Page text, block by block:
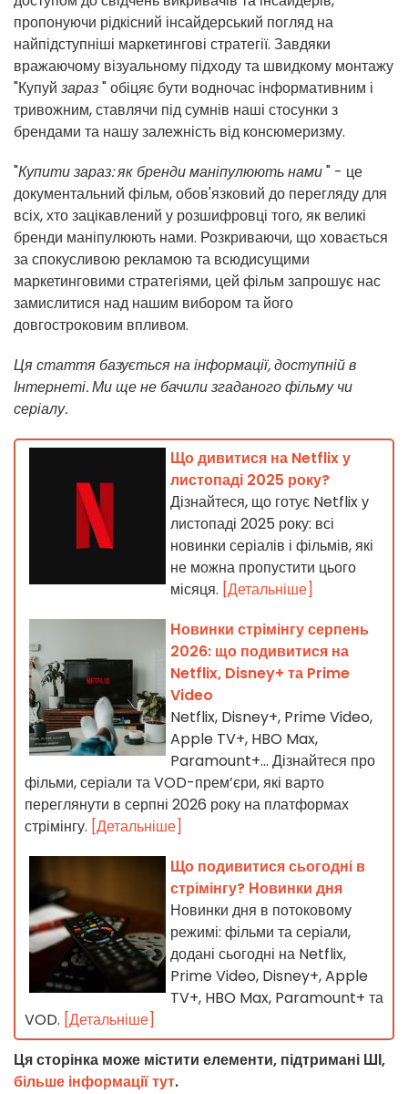
пропонуючи рідкісний інсайдерський погляд на
найпідступніші маркетингові стратегії. Завдяки
вражаючому візуальному підходу та швидкому монтажу
"Купуй зараз" обіцяє бути водночас інформативним і
тривожним, ставлячи під сумнів наші стосунки з
брендами та нашу залежність від консюмеризму.
"Купити зараз: як бренди маніпулюють нами" - це
документальний фільм, обов'язковий до перегляду для
всіх, хто зацікавлений у розшифровці того, як великі
бренди маніпулюють нами. Розкриваючи, що ховається
за спокусливою рекламою та всюдисущими
маркетинговими стратегіями, цей фільм запрошує нас
замислитися над нашим вибором та його
довгостроковим впливом.
Ця стаття базується на інформації, доступній в
Інтернеті. Ми ще не бачили згаданого фільму чи
серіалу.
Що дивитися на Netflix у
листопаді 2025 року?
Дізнайтеся, що готує Netflix у
листопаді 2025 року: всі
новинки серіалів і фільмів, які
не можна пропустити цього
місяця. [Детальніше]
Новинки стрімінгу серпень
2026: що подивитися на
Netflix, Disney+ та Prime
Video
Netflix, Disney+, Prime Video,
Apple TV+, HBO Max,
Paramount+… Дізнайтеся про
фільми, серіали та VOD-прем’єри, які варто
переглянути в серпні 2026 року на платформах
стрімінгу. [Детальніше]
Що подивитися сьогодні в
стрімінгу? Новинки дня
Новинки дня в потоковому
режимі: фільми та серіали,
додані сьогодні на Netflix,
Prime Video, Disney+, Apple
TV+, HBO Max, Paramount+ та
VOD. [Детальніше]
Ця сторінка може містити елементи, підтримані ШІ,
більше інформації тут.